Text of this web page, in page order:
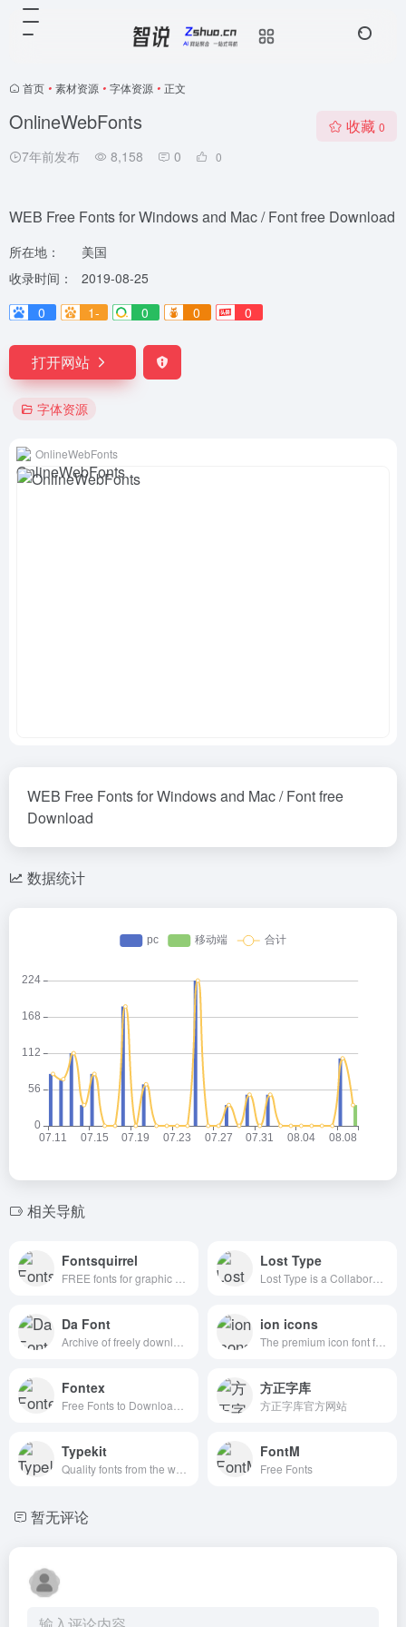
首页 • 素材资源 • 字体资源 • 正文
OnlineWebFonts
7年前发布 8,158 0 0
收藏 0
WEB Free Fonts for Windows and Mac / Font free Download
所在地：
美国
收录时间：
2019-08-25
0
1- 0 0 0
打开网站
字体资源
OnlineWebFonts
WEB Free Fonts for Windows and Mac / Font free
Download
数据统计
相关导航
Fontsquirrel Lost Type
Da Font ion icons
Fontex 方正字库
方正字库官方网站
Typekit FontM
Free Fonts
暂无评论